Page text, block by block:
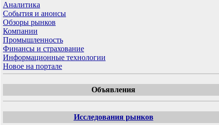
Аналитика
События и анонсы
Обзоры рынков
Компании
Промышленность
Финансы и страхование
Информационные технологии
Новое на портале
Объявления
Исследования рынков